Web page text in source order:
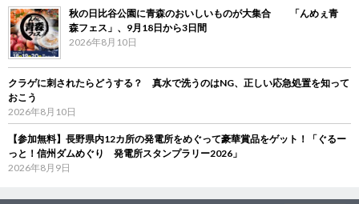
秋の日比谷公園に青森のおいしいものが大集合 「んめぇ青
森フェス」、9月18日から3日間
2026年8月10日
クラゲに刺されたらどうする？ 真水で洗うのはNG、正しい応急処置を知って
おこう
2026年8月10日
【参加無料】長野県内12カ所の発電所をめぐって豪華賞品をゲット！「ぐるー
っと！信州ダムめぐり 発電所スタンプラリー2026」
2026年8月9日